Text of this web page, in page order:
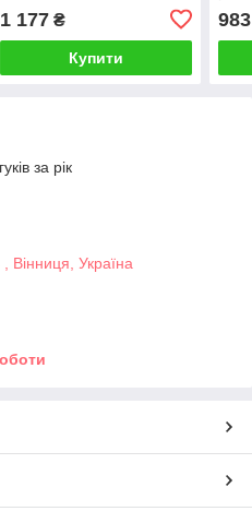
1 177₴
Купити
983
за рік
Вінниця, Україна